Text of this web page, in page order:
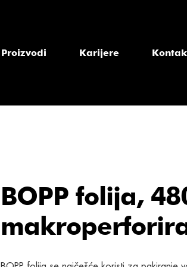
Proizvodi Karijere
BOPP folija,